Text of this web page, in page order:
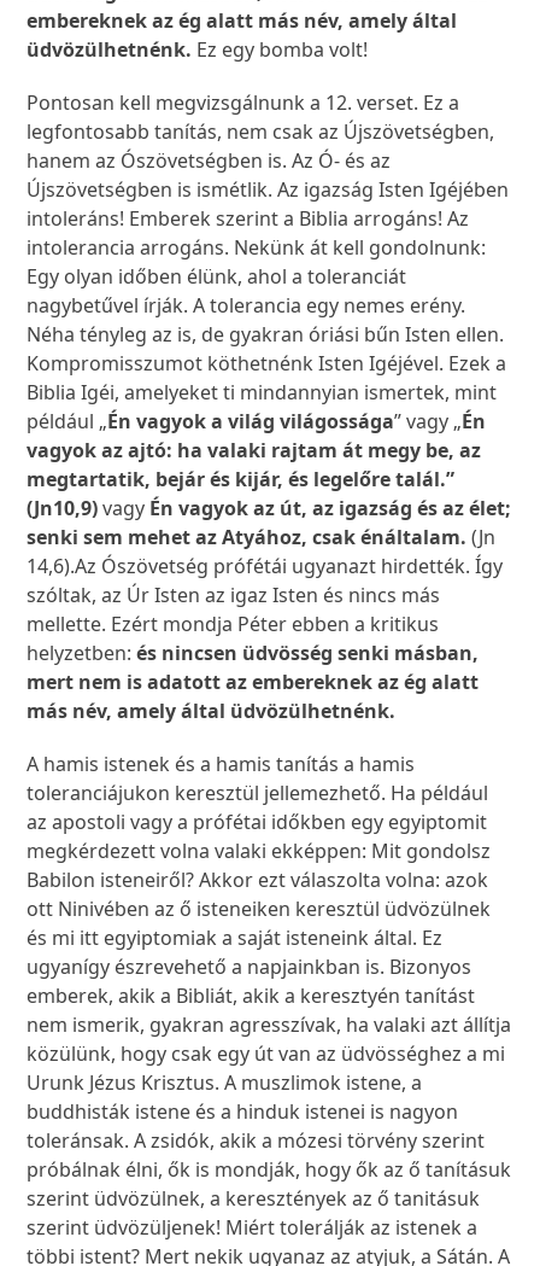
embereknek az ég alatt más név, amely által
üdvözülhetnénk. Ez egy bomba volt!
Pontosan kell megvizsgálnunk a 12. verset. Ez a
legfontosabb tanítás, nem csak az Újszövetségben,
hanem az Ószövetségben is. Az Ó- és az
Újszövetségben is ismétlik. Az igazság Isten Igéjében
intoleráns! Emberek szerint a Biblia arrogáns! Az
intolerancia arrogáns. Nekünk át kell gondolnunk:
Egy olyan időben élünk, ahol a toleranciát
nagybetűvel írják. A tolerancia egy nemes erény.
Néha tényleg az is, de gyakran óriási bűn Isten ellen.
Kompromisszumot köthetnénk Isten Igéjével. Ezek a
Biblia Igéi, amelyeket ti mindannyian ismertek, mint
például „Én vagyok a világ világossága” vagy „Én
vagyok az ajtó: ha valaki rajtam át megy be, az
megtartatik, bejár és kijár, és legelőre talál.”
(Jn10,9)vagy Én vagyok az út, az igazság és az élet;
senki sem mehet az Atyához, csak énáltalam.(Jn
14,6).Az Ószövetség prófétái ugyanazt hirdették. Így
szóltak, az Úr Isten az igaz Isten és nincs más
mellette. Ezért mondja Péter ebben a kritikus
helyzetben:és nincsen üdvösség senki másban,
mert nem is adatott az embereknek az ég alatt
más név, amely által üdvözülhetnénk.
A hamis istenek és a hamis tanítás a hamis
toleranciájukon keresztül jellemezhető. Ha például
az apostoli vagy a prófétai időkben egy egyiptomit
megkérdezett volna valaki ekképpen: Mit gondolsz
Babilon isteneiről? Akkor ezt válaszolta volna: azok
ott Ninivében az ő isteneiken keresztül üdvözülnek
és mi itt egyiptomiak a saját isteneink által. Ez
ugyanígy észrevehető a napjainkban is. Bizonyos
emberek, akik a Bibliát, akik a keresztyén tanítást
nem ismerik, gyakran agresszívak, ha valaki azt állítja
közülünk, hogy csak egy út van az üdvösséghez a mi
Urunk Jézus Krisztus. A muszlimok istene, a
buddhisták istene és a hinduk istenei is nagyon
toleránsak. A zsidók, akik a mózesi törvény szerint
próbálnak élni, ők is mondják, hogy ők az ő tanításuk
szerint üdvözülnek, a keresztények az ő tanitásuk
szerint üdvözüljenek! Miért tolerálják az istenek a
többi istent? Mert nekik ugyanaz az atyjuk, a Sátán. A